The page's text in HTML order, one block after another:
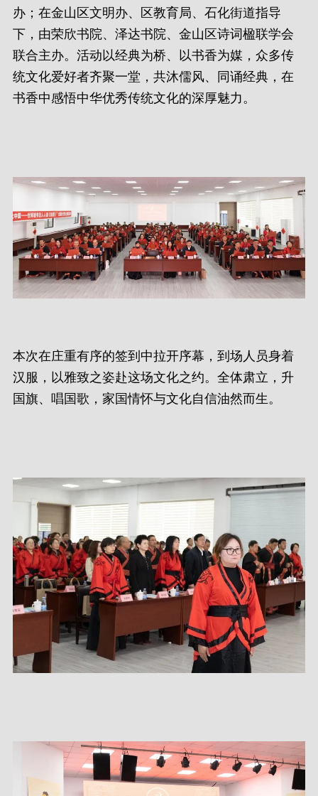
办；在金山区文明办、区教育局、石化街道指导
下，由荣欣书院、泽达书院、金山区诗词楹联学会
联合主办。活动以经典为桥、以书香为媒，众多传
统文化爱好者齐聚一堂，共沐儒风、同诵经典，在
书香中感悟中华优秀传统文化的深厚魅力。
本次在庄重有序的签到中拉开序幕，到场人员身着
汉服，以雅致之姿赴这场文化之约。全体肃立，升
国旗、唱国歌，家国情怀与文化自信油然而生。